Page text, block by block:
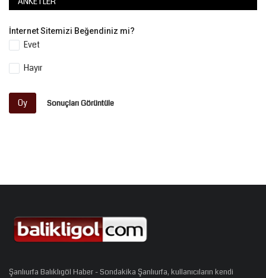
İnternet Sitemizi Beğendiniz mi?
Evet
Hayır
Oy Sonuçları Görüntüle
Şanlıurfa Balıklıgöl Haber - Sondakika Şanlıurfa, kullanıcıların kendi